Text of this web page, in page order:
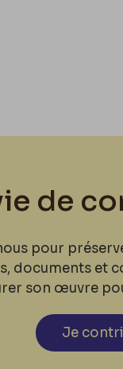
de
pour
documents et
son œuvre
Je